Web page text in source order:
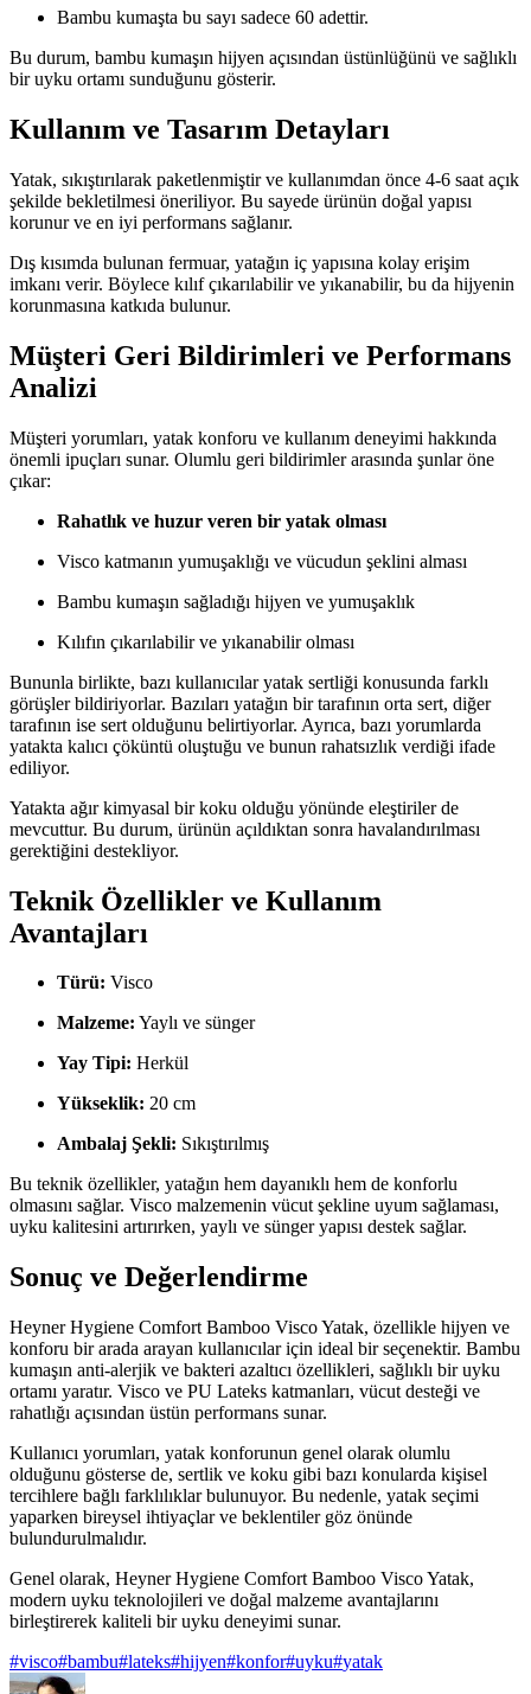
Bambu kumaşta bu sayı sadece 60 adettir.
Bu durum, bambu kumaşın hijyen açısından üstünlüğünü ve sağlıklı
bir uyku ortamı sunduğunu gösterir.
Kullanım ve Tasarım Detayları
Yatak, sıkıştırılarak paketlenmiştir ve kullanımdan önce 4-6 saat açık
şekilde bekletilmesi öneriliyor. Bu sayede ürünün doğal yapısı
korunur ve en iyi performans sağlanır.
Dış kısımda bulunan fermuar, yatağın iç yapısına kolay erişim
imkanı verir. Böylece kılıf çıkarılabilir ve yıkanabilir, bu da hijyenin
korunmasına katkıda bulunur.
Müşteri Geri Bildirimleri ve Performans
Analizi
Müşteri yorumları, yatak konforu ve kullanım deneyimi hakkında
önemli ipuçları sunar. Olumlu geri bildirimler arasında şunlar öne
çıkar:
Rahatlık ve huzur veren bir yatak olması
Visco katmanın yumuşaklığı ve vücudun şeklini alması
Bambu kumaşın sağladığı hijyen ve yumuşaklık
Kılıfın çıkarılabilir ve yıkanabilir olması
Bununla birlikte, bazı kullanıcılar yatak sertliği konusunda farklı
görüşler bildiriyorlar. Bazıları yatağın bir tarafının orta sert, diğer
tarafının ise sert olduğunu belirtiyorlar. Ayrıca, bazı yorumlarda
yatakta kalıcı çöküntü oluştuğu ve bunun rahatsızlık verdiği ifade
ediliyor.
Yatakta ağır kimyasal bir koku olduğu yönünde eleştiriler de
mevcuttur. Bu durum, ürünün açıldıktan sonra havalandırılması
gerektiğini destekliyor.
Teknik Özellikler ve Kullanım
Avantajları
Türü: Visco
Malzeme: Yaylı ve sünger
Yay Tipi: Herkül
Yükseklik: 20 cm
Ambalaj Şekli: Sıkıştırılmış
Bu teknik özellikler, yatağın hem dayanıklı hem de konforlu
olmasını sağlar. Visco malzemenin vücut şekline uyum sağlaması,
uyku kalitesini artırırken, yaylı ve sünger yapısı destek sağlar.
Sonuç ve Değerlendirme
Heyner Hygiene Comfort Bamboo Visco Yatak, özellikle hijyen ve
konforu bir arada arayan kullanıcılar için ideal bir seçenektir. Bambu
kumaşın anti-alerjik ve bakteri azaltıcı özellikleri, sağlıklı bir uyku
ortamı yaratır. Visco ve PU Lateks katmanları, vücut desteği ve
rahatlığı açısından üstün performans sunar.
Kullanıcı yorumları, yatak konforunun genel olarak olumlu
olduğunu gösterse de, sertlik ve koku gibi bazı konularda kişisel
tercihlere bağlı farklılıklar bulunuyor. Bu nedenle, yatak seçimi
yaparken bireysel ihtiyaçlar ve beklentiler göz önünde
bulundurulmalıdır.
Genel olarak, Heyner Hygiene Comfort Bamboo Visco Yatak,
modern uyku teknolojileri ve doğal malzeme avantajlarını
birleştirerek kaliteli bir uyku deneyimi sunar.
#visco#bambu#lateks#hijyen#konfor#uyku#yatak